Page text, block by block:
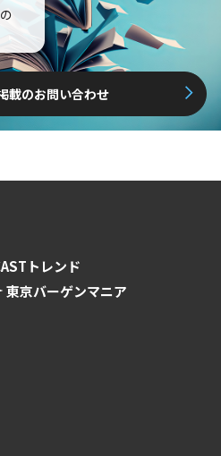
載のお問い合わせ
トレンド
東京バーゲンマニア